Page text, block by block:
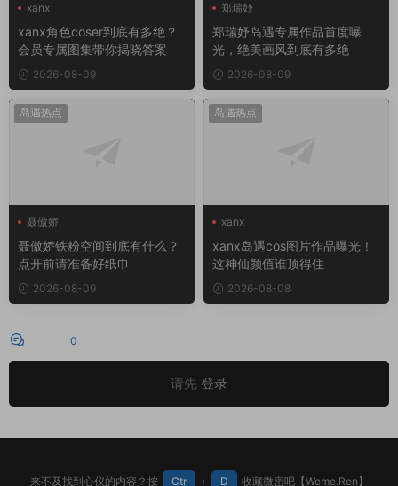
xanx
xanx角色coser到底有多绝？
会员专属图集带你揭晓答案
2026-08-09
郑瑞妤
郑瑞妤岛遇专属作品首度曝
光，绝美画风到底有多绝
2026-08-09
岛遇热点
聂傲娇
聂傲娇铁粉空间到底有什么？
点开前请准备好纸巾
2026-08-09
岛遇热点
xanx
xanx岛遇cos图片作品曝光！
这神仙颜值谁顶得住
2026-08-08
0
请先 登录
来不及找到心仪的内容？按 Ctr + D 收藏微密吧【Weme.Ren】